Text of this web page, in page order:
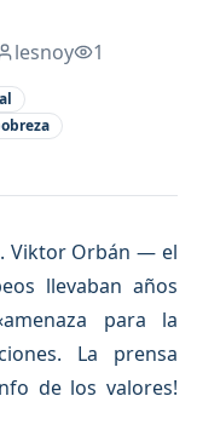
lesnoy 1
Viktor Orbán — el
llevaban años
para la
La prensa
de los valores!